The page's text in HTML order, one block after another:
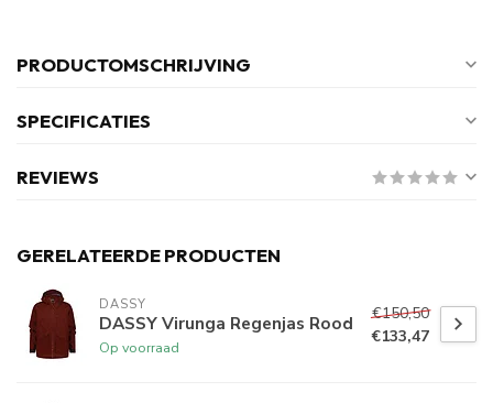
PRODUCTOMSCHRIJVING
SPECIFICATIES
REVIEWS
GERELATEERDE PRODUCTEN
DASSY
DASSY Virunga Regenjas Rood
Op voorraad
€150,50
€133,47